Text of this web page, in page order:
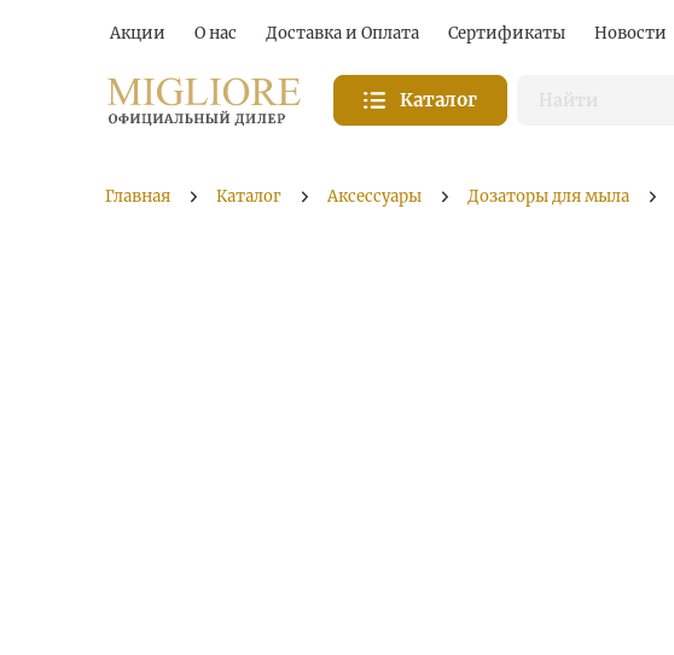
Акции О нас Доставка и Оплата Сертификаты Новости
Каталог
Главная Каталог Аксессуары Дозаторы для мыла